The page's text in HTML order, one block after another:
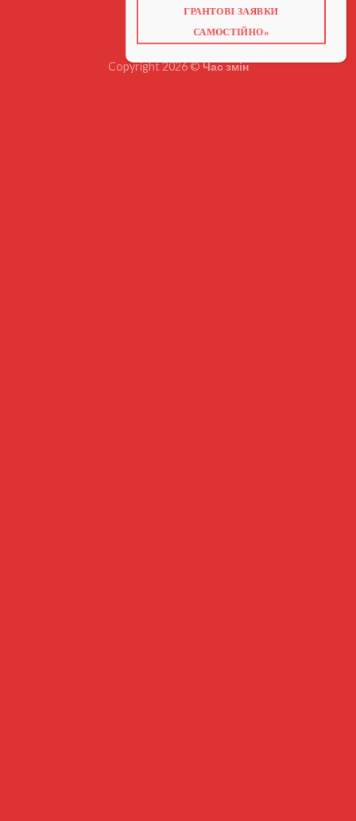
ВІДЕО ПРО ГРАНТИ
Copyright 2026 ©Час змін
ГРАНТОВІ ЗАЯВКИ
САМОСТІЙНО»